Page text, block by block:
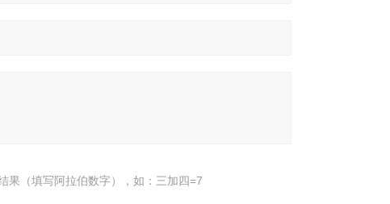
果（填写阿拉伯数字），如：三加四=7